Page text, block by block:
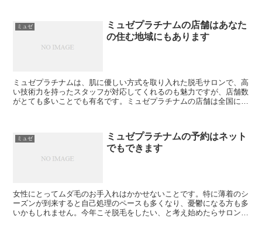
ミュゼ
ミュゼプラチナムの店舗はあなた
の住む地域にもあります
ミュゼプラチナムは、肌に優しい方式を取り入れた脱毛サロンで、高
い技術力を持ったスタッフが対応してくれるのも魅力ですが、店舗数
がとても多いことでも有名です。ミュゼプラチナムの店舗は全国にあ
ミュゼ
ミュゼプラチナムの予約はネット
でもできます
女性にとってムダ毛のお手入れはかかせないことです。特に薄着のシ
ーズンが到来すると自己処理のペースも多くなり、憂鬱になる方も多
いかもしれません。今年こそ脱毛をしたい、と考え始めたらサロンで